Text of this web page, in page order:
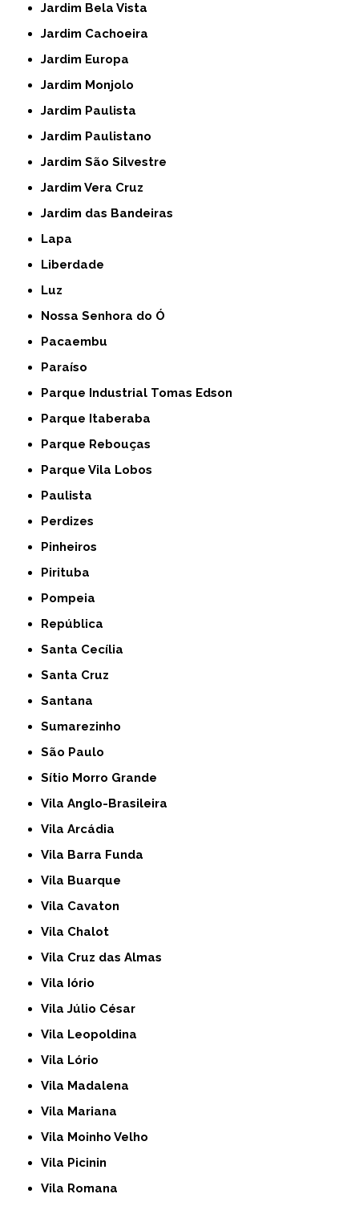
Jardim Bela Vista
Jardim Cachoeira
Jardim Europa
Jardim Monjolo
Jardim Paulista
Jardim Paulistano
Jardim São Silvestre
Jardim Vera Cruz
Jardim das Bandeiras
Lapa
Liberdade
Luz
Nossa Senhora do Ó
Pacaembu
Paraíso
Parque Industrial Tomas Edson
Parque Itaberaba
Parque Rebouças
Parque Vila Lobos
Paulista
Perdizes
Pinheiros
Pirituba
Pompeia
República
Santa Cecília
Santa Cruz
Santana
Sumarezinho
São Paulo
Sítio Morro Grande
Vila Anglo-Brasileira
Vila Arcádia
Vila Barra Funda
Vila Buarque
Vila Cavaton
Vila Chalot
Vila Cruz das Almas
Vila Iório
Vila Júlio César
Vila Leopoldina
Vila Lório
Vila Madalena
Vila Mariana
Vila Moinho Velho
Vila Picinin
Vila Romana